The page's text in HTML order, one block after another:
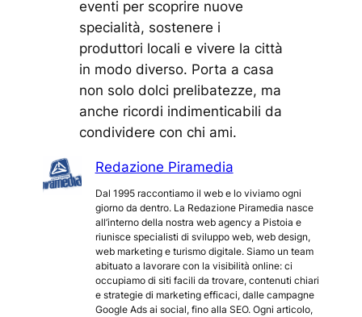
eventi per scoprire nuove
specialità, sostenere i
produttori locali e vivere la città
in modo diverso. Porta a casa
non solo dolci prelibatezze, ma
anche ricordi indimenticabili da
condividere con chi ami.
Redazione Piramedia
Dal 1995 raccontiamo il web e lo viviamo ogni
giorno da dentro. La Redazione Piramedia nasce
all’interno della nostra web agency a Pistoia e
riunisce specialisti di sviluppo web, web design,
web marketing e turismo digitale. Siamo un team
abituato a lavorare con la visibilità online: ci
occupiamo di siti facili da trovare, contenuti chiari
e strategie di marketing efficaci, dalle campagne
Google Ads ai social, fino alla SEO. Ogni articolo,